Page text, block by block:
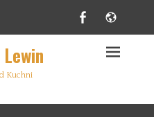
Facebook
Kuchni